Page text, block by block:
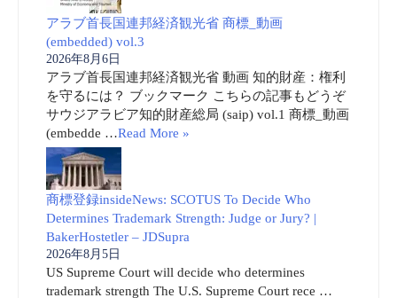
アラブ首長国連邦経済観光省 商標_動画
(embedded) vol.3
2026年8月6日
アラブ首長国連邦経済観光省 動画 知的財産：権利
を守るには？ ブックマーク こちらの記事もどうぞ
サウジアラビア知的財産総局 (saip) vol.1 商標_動画
(embedde …Read More »
商標登録insideNews: SCOTUS To Decide Who
Determines Trademark Strength: Judge or Jury? |
BakerHostetler – JDSupra
2026年8月5日
US Supreme Court will decide who determines
trademark strength The U.S. Supreme Court rece …